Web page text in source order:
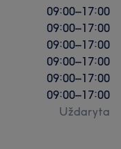
09:00–17:00
09:00–17:00
09:00–17:00
09:00–17:00
09:00–17:00
09:00–17:00
Uždaryta